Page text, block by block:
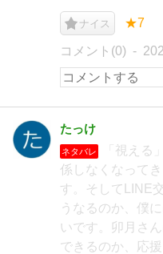
ナイス ★7
コメント(0)
たっけ
ネタバレ
「視える
係しなくなって
す。そしてLINE
うなるのか、僕
いです。卯月さ
できるのか、応